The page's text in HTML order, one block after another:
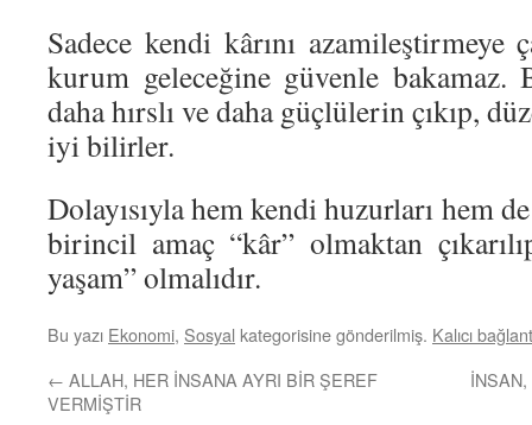
Sadece kendi kârını azamileştirmeye
kurum geleceğine güvenle
daha hırslı ve daha güçlülerin çıkıp,
iyi bilirler.
Dolayısıyla hem kendi huzurları hem
birincil amaç “kâr” olmaktan
yaşam” olmalıdır.
Bu yazı Ekonomi, Sosyal kategorisine gönderilmiş. Kalıcı
← ALLAH, HER İNSANA AYRI BİR ŞEREF
VERMİŞTİR